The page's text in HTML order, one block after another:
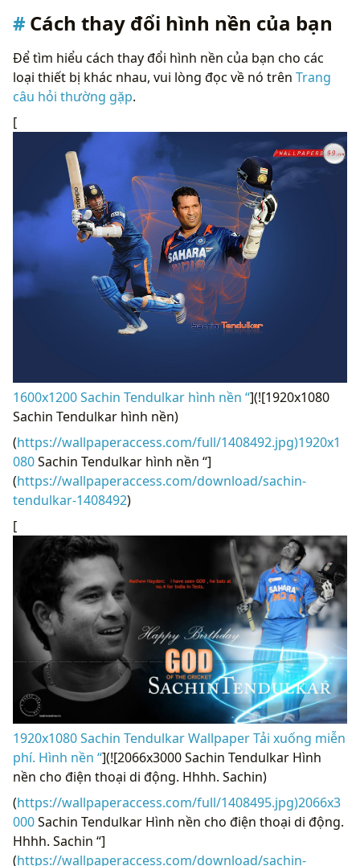
Cách thay đổi hình nền của bạn
Để tìm hiểu cách thay đổi hình nền của bạn cho các
loại thiết bị khác nhau, vui lòng đọc về nó trên Trang
câu hỏi thường gặp.
[
1600x1200 Sachin Tendulkar hình nền “](![1920x1080
Sachin Tendulkar hình nền)
(https://wallpaperaccess.com/full/1408492.jpg)1920x1
080Sachin Tendulkar hình nền “]
(https://wallpaperaccess.com/download/sachin-
tendulkar-1408492)
[
1920x1080 Sachin Tendulkar Wallpaper Tải xuống miễn
phí. Hình nền “](![2066x3000 Sachin Tendulkar Hình
nền cho điện thoại di động. Hhhh. Sachin)
(https://wallpaperaccess.com/full/1408495.jpg)2066x3
000Sachin Tendulkar Hình nền cho điện thoại di động.
Hhhh. Sachin “]
(https://wallpaperaccess.com/download/sachin-